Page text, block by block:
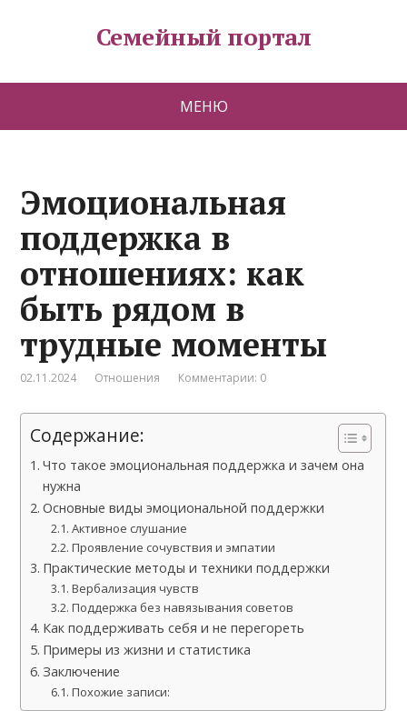
Семейный портал
МЕНЮ
Эмоциональная
поддержка в
отношениях: как
быть рядом в
трудные моменты
02.11.2024 Отношения Комментарии: 0
Содержание:
Что такое эмоциональная поддержка и зачем она
нужна
Основные виды эмоциональной поддержки
Активное слушание
Проявление сочувствия и эмпатии
Практические методы и техники поддержки
Вербализация чувств
Поддержка без навязывания советов
Как поддерживать себя и не перегореть
Примеры из жизни и статистика
Заключение
Похожие записи: